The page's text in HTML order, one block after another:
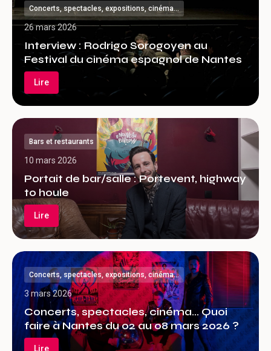
Concerts, spectacles, expositions, cinéma…
26 mars 2026
Interview : Rodrigo Sorogoyen au
Festival du cinéma espagnol de Nantes
Lire
Bars et restaurants
10 mars 2026
Portait de bar/salle : Portevent, highway
to houle
Lire
Concerts, spectacles, expositions, cinéma…
3 mars 2026
Concerts, spectacles, cinéma… Quoi
faire à Nantes du 02 au 08 mars 2026 ?
Lire